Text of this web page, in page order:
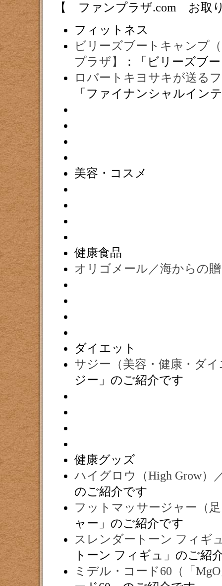
【 ファンプラザ.com お取
フィットネス
ビリーズブートキャンプ
プラザ】
：「ビリーズブ
ロバートキヨサキが送る
「ファイナンシャルイン
美容・コスメ
健康食品
オリゴメール／海からの
ダイエット
サジー（美容・健康・ダ
ジー」のご紹介です
健康グッズ
ハイグロウ（High Grow）
のご紹介です
フットマッサージャー（
ャー」のご紹介です
スレンダートーン フィギ
トーン フィギュ」のご紹
ミデル・コード60（「